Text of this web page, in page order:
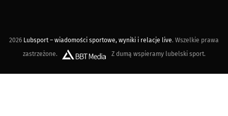
2026 Lubsport – wiadomości sportowe, wyniki i relacje live. Wszelkie prawa
zastrzeżone.
Z dumą wspieramy lubelski sport.